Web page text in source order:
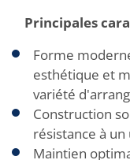
Principales
Forme
esthétique et
variété
Construction
résistance à
Maintien